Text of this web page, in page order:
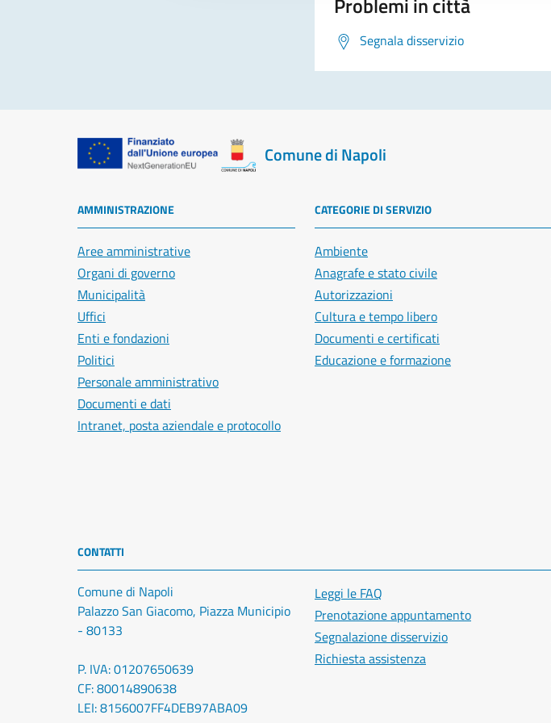
Segnala disservizio
Comune di Napoli
AMMINISTRAZIONE
Aree amministrative
Organi di governo
Municipalità
Uffici
Enti e fondazioni
Politici
Personale amministrativo
Documenti e dati
Intranet, posta aziendale e protocollo
CATEGORIE DI SERVIZIO
Ambiente
Anagrafe e stato civile
Autorizzazioni
Cultura e tempo libero
Documenti e certificati
Educazione e formazione
CONTATTI
Comune di Napoli
Palazzo San Giacomo, Piazza Municipio
- 80133
P. IVA: 01207650639
CF: 80014890638
LEI: 8156007FF4DEB97ABA09
Leggi le FAQ
Prenotazione appuntamento
Segnalazione disservizio
Richiesta assistenza